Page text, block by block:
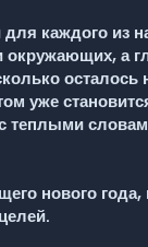
каждого из
окружающих,
теплыми
нового